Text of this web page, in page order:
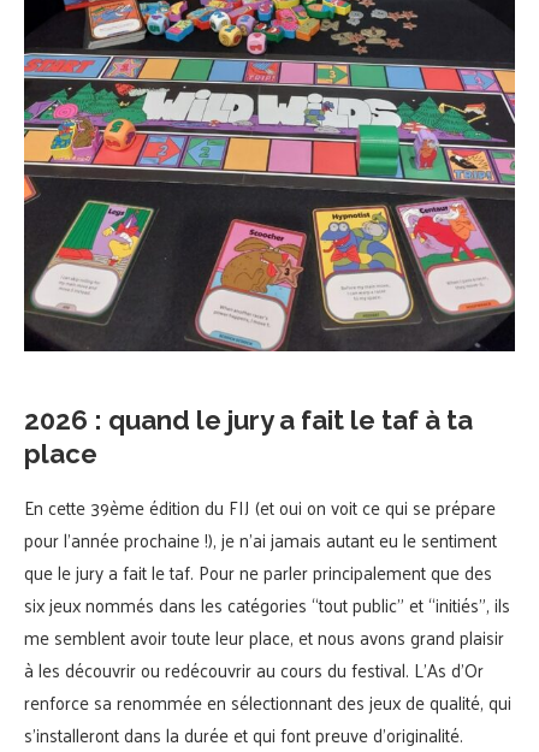
2026 : quand le jury a fait le taf à ta
place
En cette 39ème édition du FIJ (et oui on voit ce qui se prépare
pour l’année prochaine !), je n’ai jamais autant eu le sentiment
que le jury a fait le taf. Pour ne parler principalement que des
six jeux nommés dans les catégories “tout public” et “initiés”, ils
me semblent avoir toute leur place, et nous avons grand plaisir
à les découvrir ou redécouvrir au cours du festival. L’As d’Or
renforce sa renommée en sélectionnant des jeux de qualité, qui
s’installeront dans la durée et qui font preuve d’originalité.